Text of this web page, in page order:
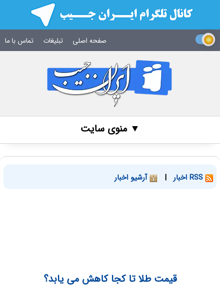
صفحه اصلی تبلیغات تماس با ما
▼ منوی سایت
| آرشیو اخبار
قیمت طلا تا کجا کاهش می یابد؟